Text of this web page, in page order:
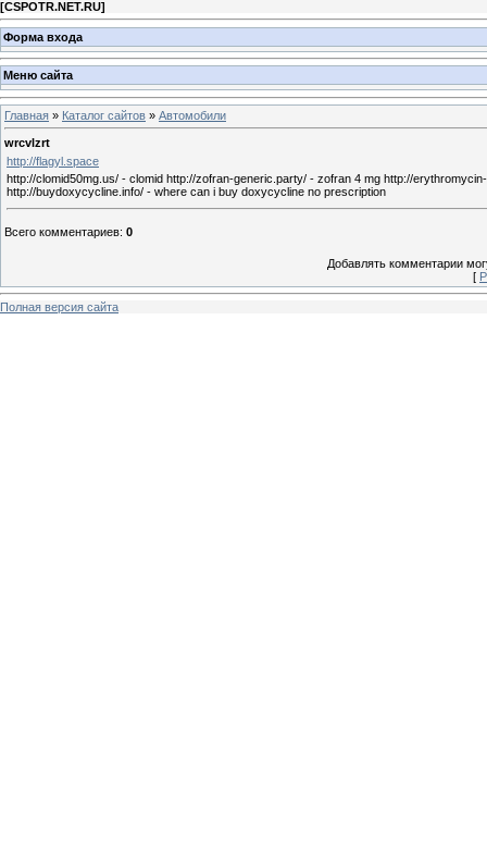
[CSPOTR.NET.RU]
Форма входа
Меню сайта
Главная » Каталог сайтов » Автомобили
wrcvlzrt
http://flagyl.space
http://clomid50mg.us/ - clomid http://zofran-generic.party/ - zofran 4 mg http://
http://buydoxycycline.info/ - where can i buy doxycycline no prescription
Всего комментариев: 0
Добавлять комментарии
[
Полная версия сайта